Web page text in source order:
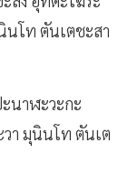
นโท ตันเตชะสา
นาฬะวะกะ
า มุนินโท ตันเต